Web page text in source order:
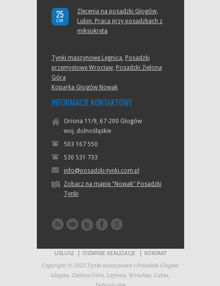
25
cze
Zlecenia na posadzki Głogów,
Lubin. Praca przy posadzkach z
miksokreta
Tynki maszynowe Legnica, Posadzki
przemysłowe Wrocław, Posadzki Zielona
Góra
Koparka Głogów Nowak
INFORMACJE KONTAKTOWE
Oriona 11/9, 67-200 Głogów
woj. dolnośląskie
503 167 550
530 531 733
info@posadzki-tynki.com.pl
Zobacz na mapie "Nowak" Posadzki
Tynki
USŁUGI OSTATNIE REALIZACJE
KONTAKT
Copyright © 2023 Tynki maszynowe i Posadzki Głogów
Głogów, Zielona Góra, Legnica, Wrocław, Lubin,